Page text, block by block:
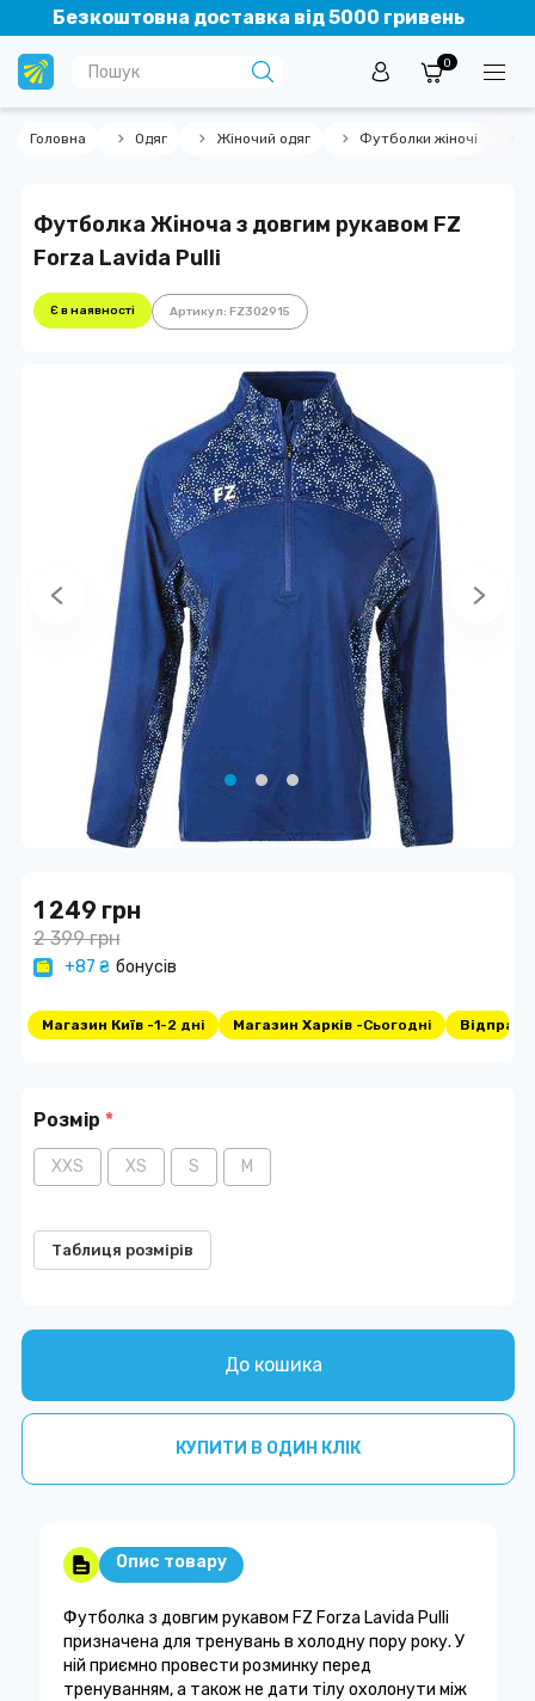
Безкоштовна доставка від 5000 гривень
0
Головна Одяг Жіночий одяг Футболки жіночі
Футболка Жіноча з довгим рукавом FZ
Forza Lavida Pulli
Є в наявності Артикул: FZ302915
1 249 грн
2 399 грн
+87 ₴ бонусів
Магазин Київ -1-2 дні Магазин Харків -Сьогодні
Розмір *
XXS XS S M
Таблиця розмірів
До кошика
КУПИТИ В ОДИН КЛІК
Опис товару
Футболка з довгим рукавом FZ Forza Lavida Pulli
призначена для тренувань в холодну пору року. У
ній приємно провести розминку перед
тренуванням, а також не дати тілу охолонути між